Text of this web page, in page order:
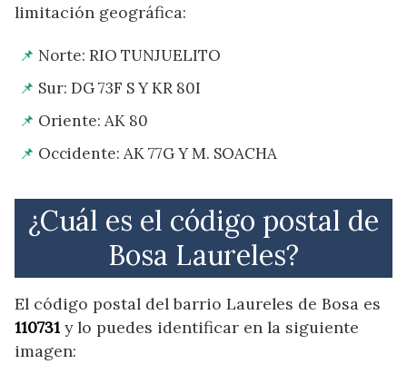
limitación geográfica:
Norte: RIO TUNJUELITO
Sur: DG 73F S Y KR 80I
Oriente: AK 80
Occidente: AK 77G Y M. SOACHA
¿Cuál es el código postal de
Bosa Laureles?
El código postal del barrio Laureles de Bosa es
110731 y lo puedes identificar en la siguiente
imagen: